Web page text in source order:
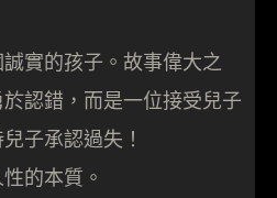
實的孩子。故事偉大之
認錯，而是一位接受兒子
子承認過失！
的本質。